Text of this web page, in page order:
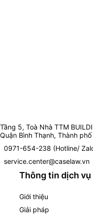
Tầng 5, Toà Nhà TTM
Quận Bình Thạnh, Thành
0971-654-238 (Hotline/
service.center@caselaw.vn
Thông tin dịch vụ
Giới thiệu
Giải pháp